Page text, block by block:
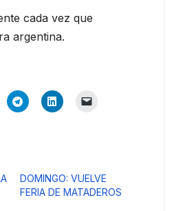
cada vez que
argentina.
DOMINGO: VUELVE
FERIA DE MATADEROS